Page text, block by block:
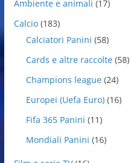
Ambiente e animali (17)
Calcio(183)
Calciatori Panini (58)
Cards e altre raccolte(58)
Champions league(24)
Europei (Uefa Euro)(16)
Fifa 365 Panini (11)
Mondiali Panini (16)